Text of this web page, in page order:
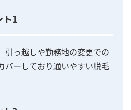
ト1
引っ越しや勤務地の変更での
バーしており通いやすい脱毛